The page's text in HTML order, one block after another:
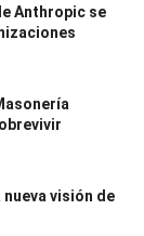
Anthropic se
nueva visión de